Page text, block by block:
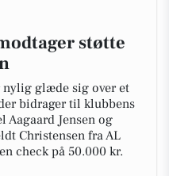
støtte
nylig glæde sig over et
bidrager til klubbens
Jensen og
Christensen fra AL
check på 50.000 kr.